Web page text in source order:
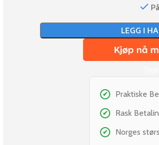
LEGG I
✔ Praktiske
✔ Rask
✔ Norges